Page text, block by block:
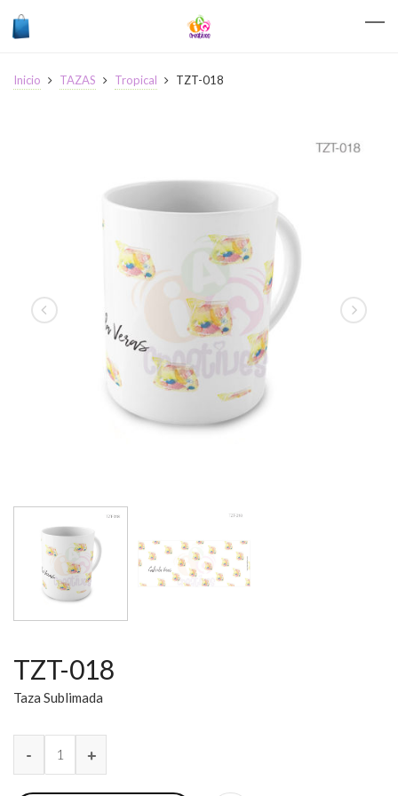
Inicio TAZAS Tropical TZT-018
TZT-018
Taza Sublimada